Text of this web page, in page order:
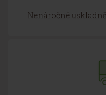
Nenáročné